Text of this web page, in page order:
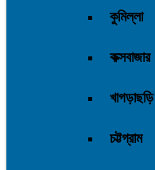
কুমিল্লা
কক্সবাজার
খাগড়াছড়ি
চট্টগ্রাম